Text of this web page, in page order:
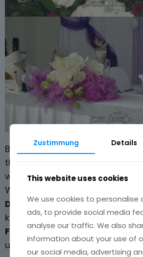
Blumenarrangements,
thematische Raumgestaltung
wir. Mit unserer Erfahrung
Wünsche für die
Düsseldorf in eine stilvolle
kreieren eine
Firmendekoration, die Ihre
und Ihren großen Tag perfekt
Zustimmung Details
This website uses cookies
We use cookies to personalise
ads, to provide social media
analyse our traffic. We also
information about your use of
our social media, advertising